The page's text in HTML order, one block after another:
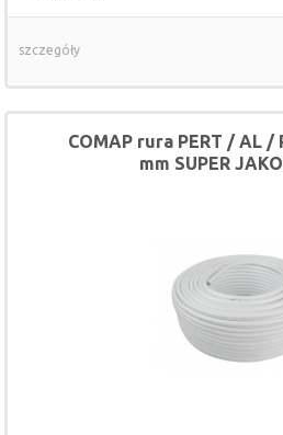
szczegóły
COMAP rura PERT / AL /
mm SUPER